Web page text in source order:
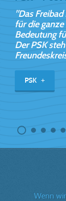
"Das
für die
Bedeutung
Der PSK
PSK
Wenn